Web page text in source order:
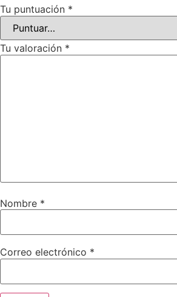
Tu puntuación *
Tu valoración *
Nombre *
Correo electrónico *